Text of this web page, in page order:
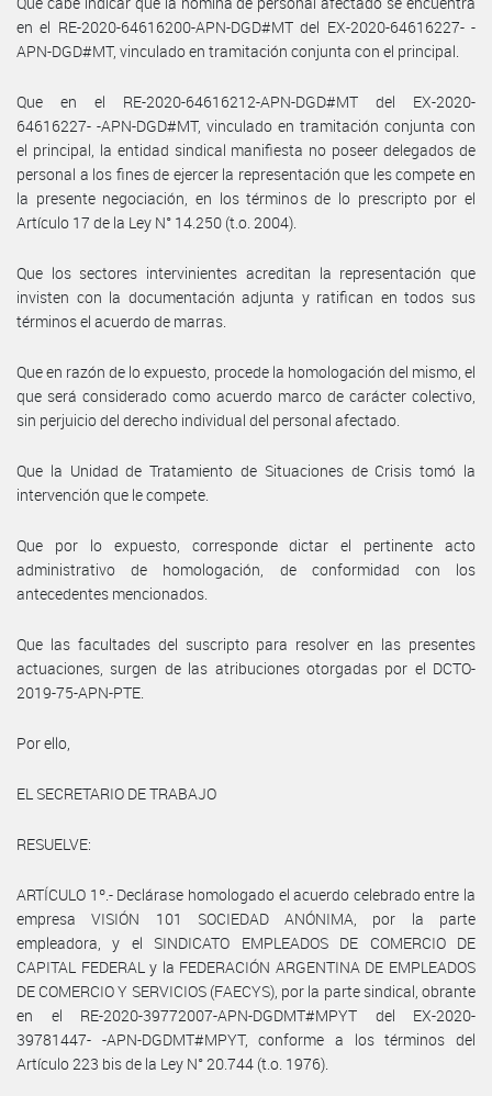
en el RE-2020-64616200-APN-DGD#MT del EX-2020-64616227- -
APN-DGD#MT, vinculado en tramitación conjunta con el principal.
Que en el RE-2020-64616212-APN-DGD#MT del EX-2020-
64616227- -APN-DGD#MT, vinculado en tramitación conjunta con
el principal, la entidad sindical manifiesta no poseer delegados de
personal a los fines de ejercer la representación que les compete en
la presente negociación, en los términos de lo prescripto por el
Artículo 17 de la Ley N° 14.250 (t.o. 2004).
Que los sectores intervinientes acreditan la representación que
invisten con la documentación adjunta y ratifican en todos sus
términos el acuerdo de marras.
Que en razón de lo expuesto, procede la homologación del mismo, el
que será considerado como acuerdo marco de carácter colectivo,
sin perjuicio del derecho individual del personal afectado.
Que la Unidad de Tratamiento de Situaciones de Crisis tomó la
intervención que le compete.
Que por lo expuesto, corresponde dictar el pertinente acto
administrativo de homologación, de conformidad con los
antecedentes mencionados.
Que las facultades del suscripto para resolver en las presentes
actuaciones, surgen de las atribuciones otorgadas por el DCTO-
2019-75-APN-PTE.
Por ello,
EL SECRETARIO DE TRABAJO
RESUELVE:
ARTÍCULO 1º.- Declárase homologado el acuerdo celebrado entre la
empresa VISIÓN 101 SOCIEDAD ANÓNIMA, por la parte
empleadora, y el SINDICATO EMPLEADOS DE COMERCIO DE
CAPITAL FEDERAL y la FEDERACIÓN ARGENTINA DE EMPLEADOS
DE COMERCIO Y SERVICIOS (FAECYS), por la parte sindical, obrante
en el RE-2020-39772007-APN-DGDMT#MPYT del EX-2020-
39781447- -APN-DGDMT#MPYT, conforme a los términos del
Artículo 223 bis de la Ley N° 20.744 (t.o. 1976).